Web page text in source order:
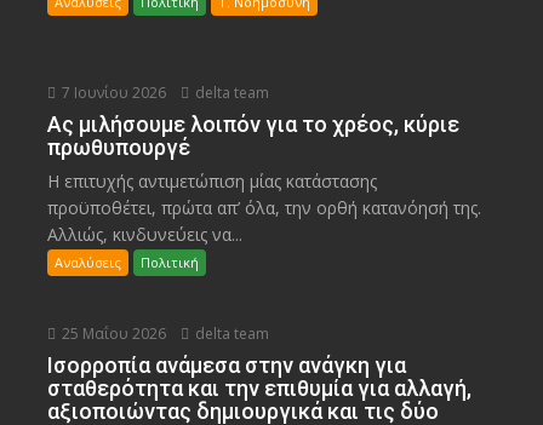
7 Ιουνίου 2026 delta team
Ας μιλήσουμε λοιπόν για το χρέος, κύριε
πρωθυπουργέ
Η επιτυχής αντιμετώπιση μίας κατάστασης
προϋποθέτει, πρώτα απ’ όλα, την ορθή κατανόησή της.
Αλλιώς, κινδυνεύεις να...
Αναλύσεις Πολιτική
25 Μαΐου 2026 delta team
Ισορροπία ανάμεσα στην ανάγκη για
σταθερότητα και την επιθυμία για αλλαγή,
αξιοποιώντας δημιουργικά και τις δύο